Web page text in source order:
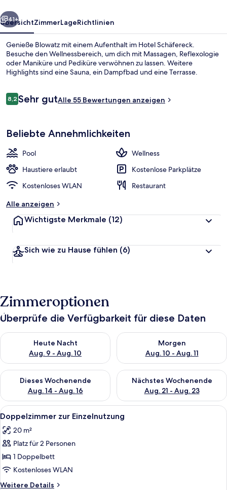
Außenbereich
Weiter
41+
ÜbersichtZimmerLageRichtlinien
Genieße Blowatz mit einem Aufenthalt im Hotel Schäfereck.
Besuche den Wellnessbereich, um dich mit Massagen, Reflexologie
oder Maniküre und Pediküre verwöhnen zu lassen. Weitere
Highlights sind eine Sauna, ein Dampfbad und eine Terrasse.
Bewertungen
8,28,2 von 10.
Sehr gutAlle 55 Bewertungen anzeigen
Beliebte Annehmlichkeiten
Pool
Wellness
Haustiere erlaubt
Kostenlose Parkplätze
Kostenloses WLAN
Restaurant
Alle anzeigen
Wichtigste Merkmale (12)
Sich wie zu Hause fühlen (6)
Zimmeroptionen
Überprüfe die Verfügbarkeit für diese Daten
Heute Nacht
Aug. 9 - Aug. 10
Überprüfe die Verfügbarkeit für heute Nacht, Aug. 9 - Aug.
Morgen
Aug. 10 - Aug. 11
Überprüfe die Verfügbarkeit
Dieses Wochenende
Aug. 14 - Aug. 16
Überprüfe die Verfügbarkeit für dieses Wochenende, Aug. 14
Nächstes Wochenende
Aug. 21 - Aug. 23
Überprüfe die Verfügbarkeit
Alle
Fotos
für
Doppelzimmer
zur
Einzelnutzung
anzeigen
Ein Hotelzimmer mit zwei
4
Doppelzimmer zur Einzelnutzung
20 m²
Platz für 2 Personen
1 Doppelbett
Kostenloses WLAN
Weitere Details
Weitere